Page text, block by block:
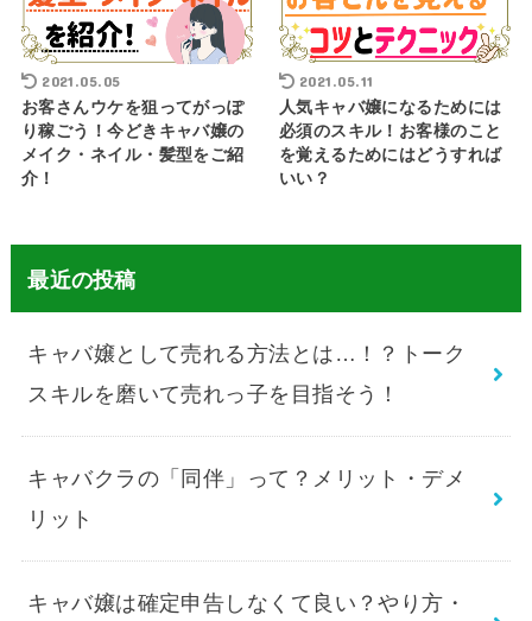
2021.05.05
お客さんウケを狙ってがっぽ
り稼ごう！今どきキャバ嬢の
メイク・ネイル・髪型をご紹
介！
2021.05.11
人気キャバ嬢になるためには
必須のスキル！お客様のこと
を覚えるためにはどうすれば
いい？
最近の投稿
キャバ嬢として売れる方法とは…！？トーク
スキルを磨いて売れっ子を目指そう！
キャバクラの「同伴」って？メリット・デメ
リット
キャバ嬢は確定申告しなくて良い？やり方・